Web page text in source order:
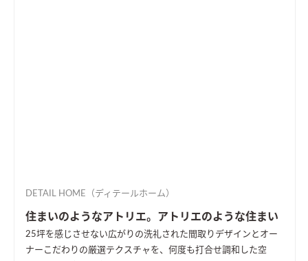
DETAIL HOME（ディテールホーム）
住まいのようなアトリエ。アトリエのような住まい
25坪を感じさせない広がりの洗礼された間取りデザインとオー
ナーこだわりの厳選テクスチャを、何度も打合せ調和した空